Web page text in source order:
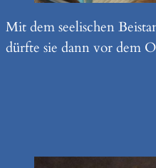
Mit dem seelischen
dürfte sie dann vor dem